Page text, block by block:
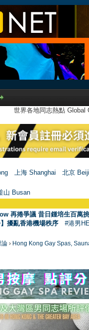
世界各地同志熱點
上海 Shanghai
北京
山 Busan
再捲爭議 昔日鍾培生百萬
擾亂香港機場秩序 #港男
論 › Hong Kong Gay Spas,